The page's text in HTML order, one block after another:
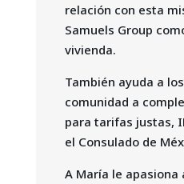
relación con esta
Samuels Group
vivienda.
También ayuda a
comunidad a
para tarifas justas,
el Consulado de
A María le apasiona